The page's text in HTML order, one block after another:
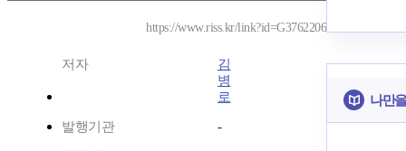
https://www.riss.kr/link?id=G3762206
저자
김
병
로
발행기관 -
나만